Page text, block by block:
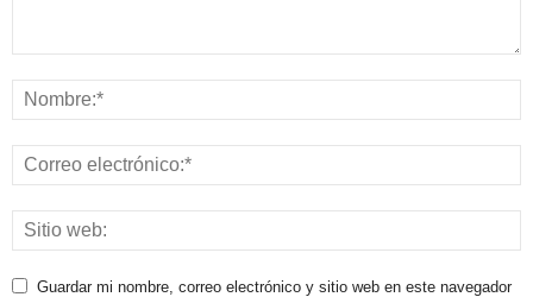
Guardar mi nombre, correo electrónico y sitio web en este navegador